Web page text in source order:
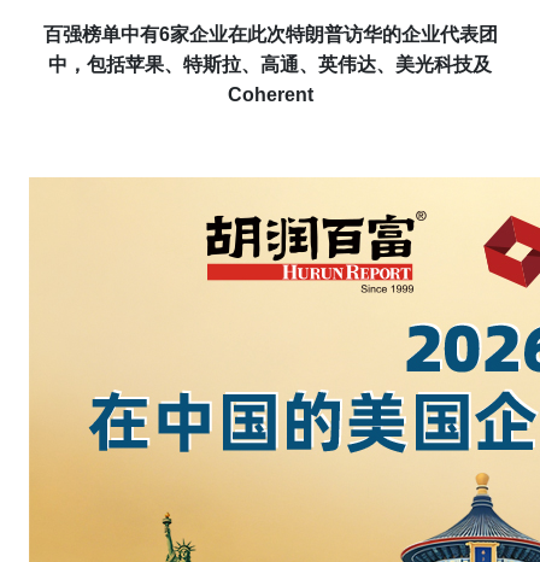
百强榜单中有6家企业在此次特朗普访华的企业代表团
中，包括苹果、特斯拉、高通、英伟达、美光科技及
Coherent